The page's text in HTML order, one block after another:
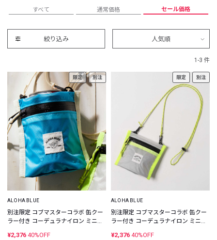
すべて 通常価格 セール価格
絞り込み 人気順
1-3 件
限定 別注
ALOHA BLUE
別注限定 コブマスターコラボ 缶クー
ラー付き コーデュラナイロン ミニウ
¥2,376 40%OFF
限定 別注
ALOHA BLUE
別注限定 コブマスターコラボ 缶クー
ラー付き コーデュラナイロン ミニウ
¥2,376 40%OFF